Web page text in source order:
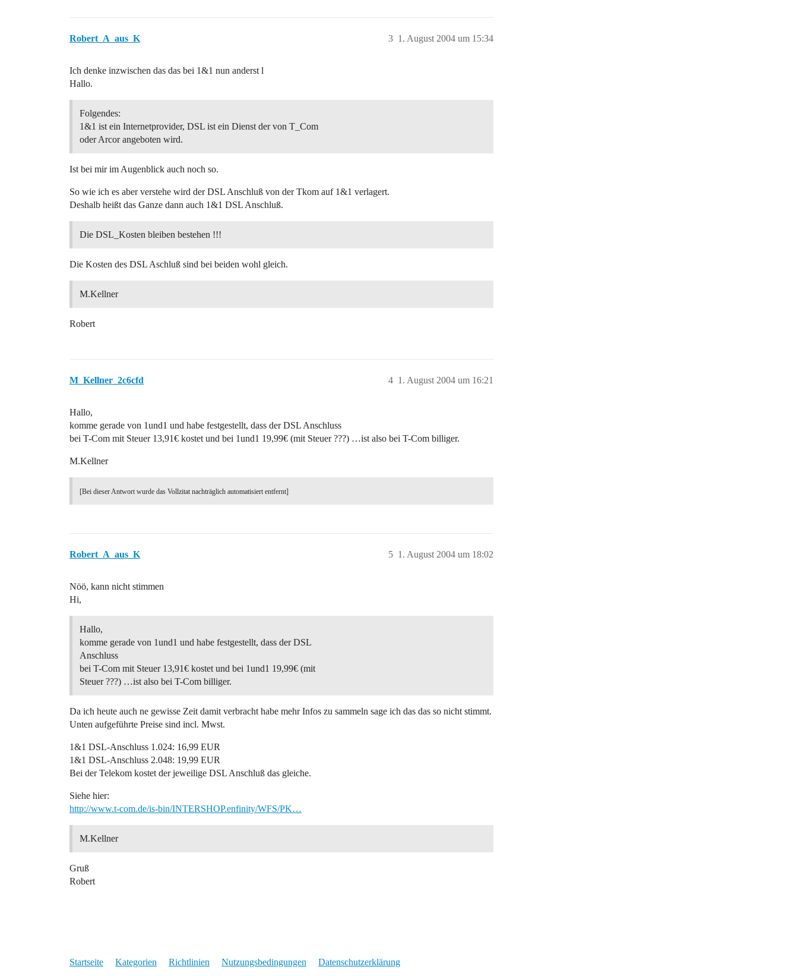
Robert_A_aus_K 1. August 2004 um 15:34
3
Ich denke inzwischen das das bei 1&1 nun anderst l
Hallo.
Folgendes:
1&1 ist ein Internetprovider, DSL ist ein Dienst der von T_Com
oder Arcor angeboten wird.
Ist bei mir im Augenblick auch noch so.
So wie ich es aber verstehe wird der DSL Anschluß von der Tkom auf 1&1 verlagert.
Deshalb heißt das Ganze dann auch 1&1 DSL Anschluß.
Die DSL_Kosten bleiben bestehen !!!
Die Kosten des DSL Aschluß sind bei beiden wohl gleich.
M.Kellner
Robert
M_Kellner_2c6cfd 1. August 2004 um 16:21
4
Hallo,
komme gerade von 1und1 und habe festgestellt, dass der DSL Anschluss
bei T-Com mit Steuer 13,91€ kostet und bei 1und1 19,99€ (mit Steuer ???) …ist also bei T-Com billiger.
M.Kellner
[Bei dieser Antwort wurde das Vollzitat nachträglich automatisiert entfernt]
Robert_A_aus_K 1. August 2004 um 18:02
5
Nöö, kann nicht stimmen
Hi,
Hallo,
komme gerade von 1und1 und habe festgestellt, dass der DSL
Anschluss
bei T-Com mit Steuer 13,91€ kostet und bei 1und1 19,99€ (mit
Steuer ???) …ist also bei T-Com billiger.
Da ich heute auch ne gewisse Zeit damit verbracht habe mehr Infos zu sammeln sage ich das das so nicht stimmt.
Unten aufgeführte Preise sind incl. Mwst.
1&1 DSL-Anschluss 1.024: 16,99 EUR
1&1 DSL-Anschluss 2.048: 19,99 EUR
Bei der Telekom kostet der jeweilige DSL Anschluß das gleiche.
Siehe hier:
http://www.t-com.de/is-bin/INTERSHOP.enfinity/WFS/PK…
M.Kellner
Gruß
Robert
Startseite Kategorien Richtlinien Nutzungsbedingungen Datenschutzerklärung